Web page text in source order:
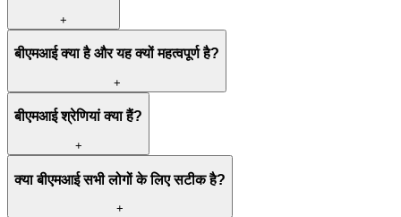
+
बीएमआई क्या है और यह क्यों महत्वपूर्ण है?
+
बीएमआई श्रेणियां क्या हैं?
+
क्या बीएमआई सभी लोगों के लिए सटीक है?
+